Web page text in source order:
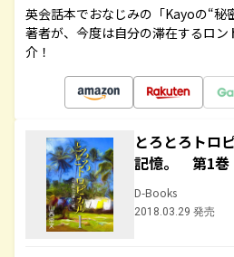
英会話本でおなじみの「Kayoの“秘
著者が、今度は自分の滞在するロ
介！
とろとろトロ
記憶。 第1巻
D-Books
2018.03.29 発売